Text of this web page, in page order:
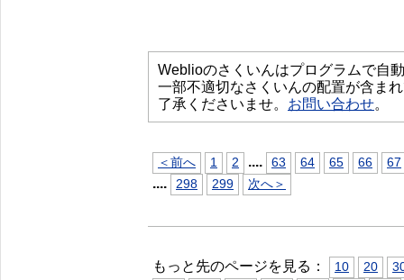
Weblioのさくいんはプログラムで自
一部不適切なさくいんの配置が含ま
了承くださいませ。 お問い合わせ。
＜前へ 1 2 .... 63 64 65 66 67
.... 298 299 次へ＞
もっと先のページを見る： 10 20